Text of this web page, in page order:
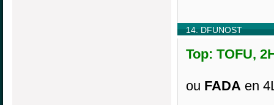
14. DFUNOST
Top: TOFU,
ou FADA en